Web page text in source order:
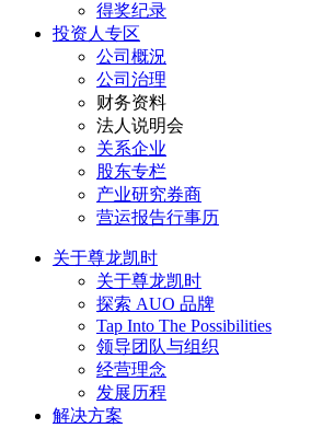
得奖纪录
投资人专区
公司概況
公司治理
财务资料
法人说明会
关系企业
股东专栏
产业研究券商
营运报告行事历
关于尊龙凯时
关于尊龙凯时
探索 AUO 品牌
Tap Into The Possibilities
领导团队与组织
经营理念
发展历程
解决方案